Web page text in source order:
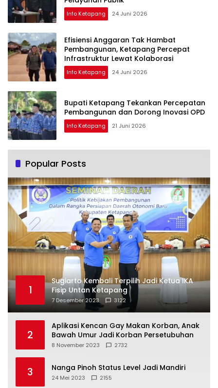
Info Ketapang 24 Juni 2026
Efisiensi Anggaran Tak Hambat
Pembangunan, Ketapang Percepat
Infrastruktur Lewat Kolaborasi
Info Ketapang 24 Juni 2026
Bupati Ketapang Tekankan Percepatan
Pembangunan dan Dorong Inovasi OPD
Info Ketapang 21 Juni 2026
Popular Posts
1
Sugiarto Kembali Terpilih Jadi Ketua IKA
Fisip Untan Ketapang
7 Desember 2023 3122
2
Aplikasi Kencan Gay Makan Korban, Anak
Bawah Umur Jadi Korban Persetubuhan
8 November 2023 2732
3 Nanga Pinoh Status Level Jadi Mandiri
24 Mei 2023 2155